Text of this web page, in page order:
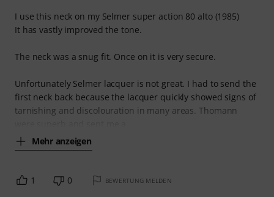
I use this neck on my Selmer super action 80 alto (1985)
It has vastly improved the tone.
The neck was a snug fit. Once on it is very secure.
Unfortunately Selmer lacquer is not great. I had to send the
first neck back because the lacquer quickly showed signs of
tarnishing and discolouration in many areas. Thomann
Mehr anzeigen
1 0 BEWERTUNG MELDEN